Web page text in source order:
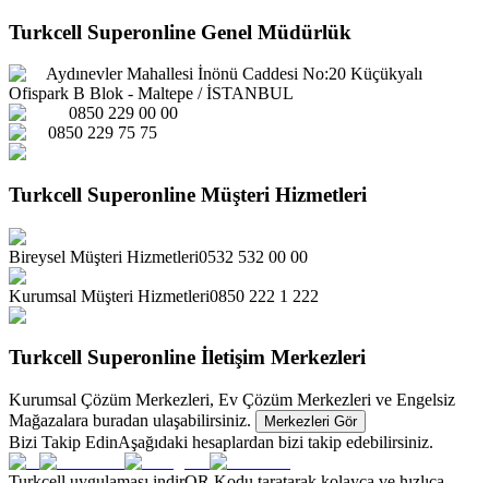
Turkcell Superonline Genel Müdürlük
Aydınevler Mahallesi İnönü Caddesi No:20 Küçükyalı
Ofispark B Blok - Maltepe / İSTANBUL
0850 229 00 00
0850 229 75 75
Turkcell Superonline Müşteri Hizmetleri
Bireysel Müşteri Hizmetleri0532 532 00 00
Kurumsal Müşteri Hizmetleri0850 222 1 222
Turkcell Superonline İletişim Merkezleri
Kurumsal Çözüm Merkezleri, Ev Çözüm Merkezleri ve Engelsiz
Mağazalara buradan ulaşabilirsiniz.
Merkezleri Gör
Bizi Takip EdinAşağıdaki hesaplardan bizi takip edebilirsiniz.